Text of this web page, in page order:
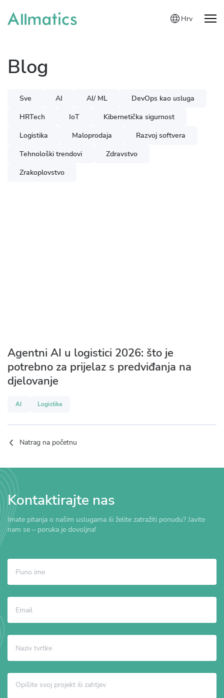
Hrv
Blog
Sve AI AI/ ML
DevOps kao usluga
HRTech
IoT
Kibernetička sigurnost
Logistika
Maloprodaja
Razvoj softvera
Tehnološki trendovi
Zdravstvo
Zrakoplovstvo
Agentni AI u logistici 2026: što je
potrebno za prijelaz s predviđanja na
djelovanje
AI Logistika
Natrag na početnu
Kontaktirajte nas
Imate pitanja o našim uslugama ili želite zatražiti ponudu? Javite
nam se – poruka je dovoljna!